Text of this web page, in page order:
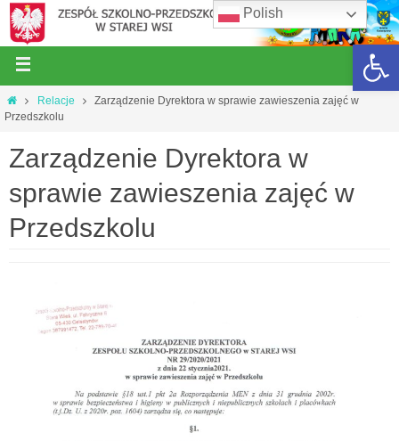
Relacje
Zarządzenie Dyrektora w sprawie zawieszenia zajęć w
Przedszkolu
Zarządzenie Dyrektora w
sprawie zawieszenia zajęć w
Przedszkolu
Polish